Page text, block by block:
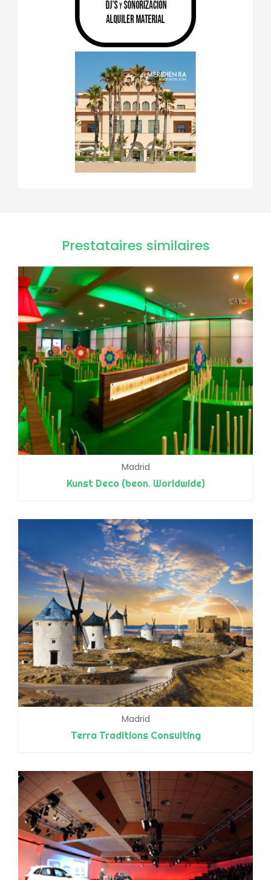
Prestataires similaires
Madrid
Kunst Deco (beon. Worldwide)
Madrid
Terra Traditions Consulting